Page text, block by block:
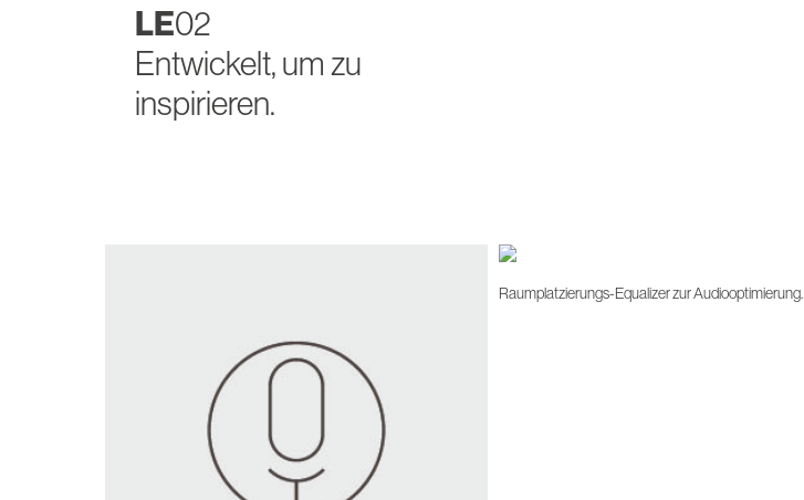
LE02
Entwickelt, um zu
inspirieren.
Raumplatzierungs-Equalizer zur Audiooptimierung.